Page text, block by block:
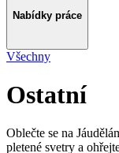
Nabídky práce
Všechny
Ostatní
Oblečte se na
pletené svetry a